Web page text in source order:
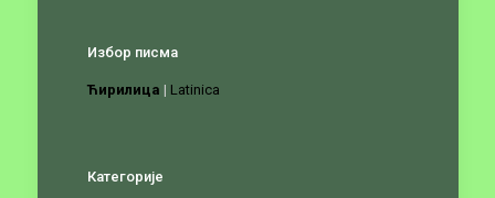
Избор писма
Ћирилица | Latinica
Категорије